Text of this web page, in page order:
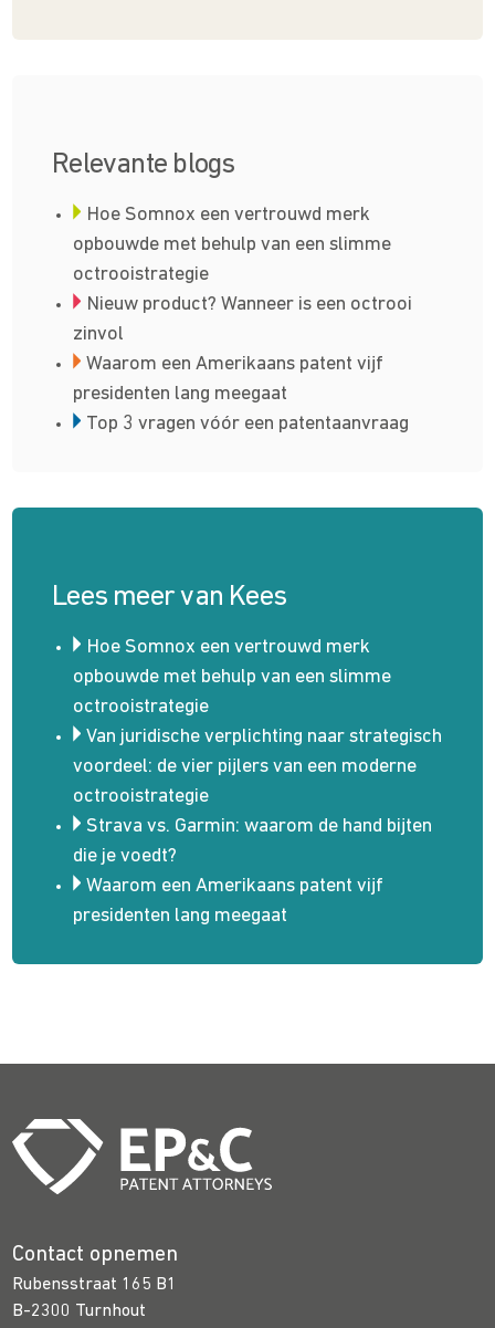
Relevante blogs
Hoe Somnox een vertrouwd merk
opbouwde met behulp van een slimme
octrooistrategie
Nieuw product? Wanneer is een octrooi
zinvol
Waarom een Amerikaans patent vijf
presidenten lang meegaat
Top 3 vragen vóór een patentaanvraag
Lees meer van Kees
Hoe Somnox een vertrouwd merk
opbouwde met behulp van een slimme
octrooistrategie
Van juridische verplichting naar strategisch
voordeel: de vier pijlers van een moderne
octrooistrategie
Strava vs. Garmin: waarom de hand bijten
die je voedt?
Waarom een Amerikaans patent vijf
presidenten lang meegaat
Contact opnemen
Rubensstraat 165 B1
B-2300 Turnhout